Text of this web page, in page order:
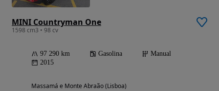
MINI Countryman One
1598 cm3 • 98 cv
97 290 km Gasolina
Manual
2015
Massamá e Monte Abraão (Lisboa)